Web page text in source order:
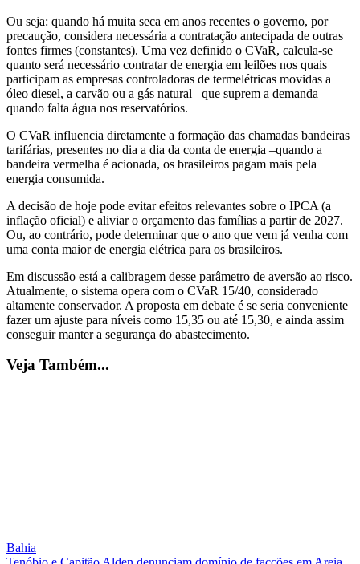
Ou seja: quando há muita seca em anos recentes o governo, por
precaução, considera necessária a contratação antecipada de outras
fontes firmes (constantes). Uma vez definido o CVaR, calcula-se
quanto será necessário contratar de energia em leilões nos quais
participam as empresas controladoras de termelétricas movidas a
óleo diesel, a carvão ou a gás natural –que suprem a demanda
quando falta água nos reservatórios.
O CVaR influencia diretamente a formação das chamadas bandeiras
tarifárias, presentes no dia a dia da conta de energia –quando a
bandeira vermelha é acionada, os brasileiros pagam mais pela
energia consumida.
A decisão de hoje pode evitar efeitos relevantes sobre o IPCA (a
inflação oficial) e aliviar o orçamento das famílias a partir de 2027.
Ou, ao contrário, pode determinar que o ano que vem já venha com
uma conta maior de energia elétrica para os brasileiros.
Em discussão está a calibragem desse parâmetro de aversão ao risco.
Atualmente, o sistema opera com o CVaR 15/40, considerado
altamente conservador. A proposta em debate é se seria conveniente
fazer um ajuste para níveis como 15,35 ou até 15,30, e ainda assim
conseguir manter a segurança do abastecimento.
Veja Também...
Bahia